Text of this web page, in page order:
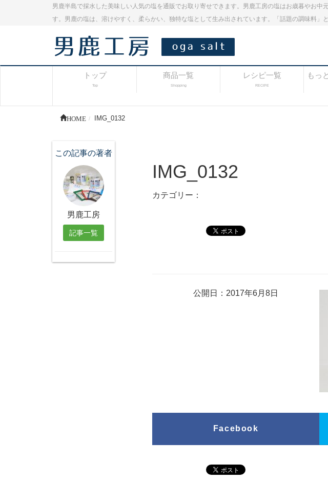
男鹿半島で採水した美味しい人気の塩を通販でお取り寄せできます。男鹿工房の塩はお歳暮やお
す。男鹿の塩は、溶けやすく、柔らかい、独特な塩として生み出されています。「話題の調味料」
トップ
Top
商品一覧
Shopping
レシピ一覧
RECIPE
もっ
HOME IMG_0132
IMG_0132
カテゴリー：
公開日：2017年6月8日
Facebook
この記事の著者
男鹿工房
記事一覧